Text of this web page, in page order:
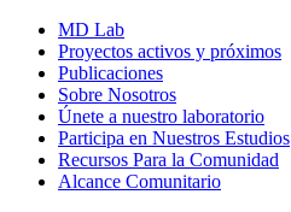
MD Lab
Proyectos activos y próximos
Publicaciones
Sobre Nosotros
Únete a nuestro laboratorio
Participa en Nuestros Estudios
Recursos Para la Comunidad
Alcance Comunitario